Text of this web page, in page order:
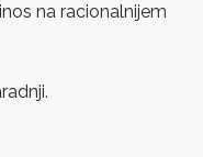
na racionalnijem